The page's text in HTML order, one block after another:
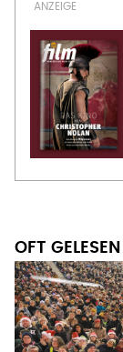
OFT GELESEN